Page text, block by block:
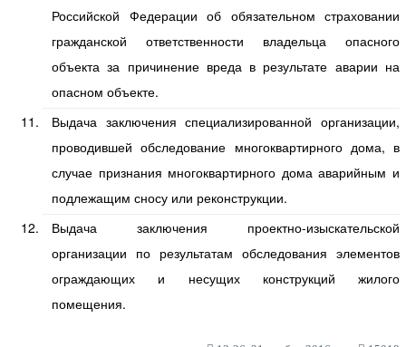
Российской Федерации об обязательном страховании
гражданской ответственности владельца опасного
объекта за причинение вреда в результате аварии на
опасном объекте.
Выдача заключения специализированной организации,
проводившей обследование многоквартирного дома, в
случае признания многоквартирного дома аварийным и
подлежащим сносу или реконструкции.
Выдача заключения проектно-изыскательской
организации по результатам обследования элементов
ограждающих и несущих конструкций жилого
помещения.